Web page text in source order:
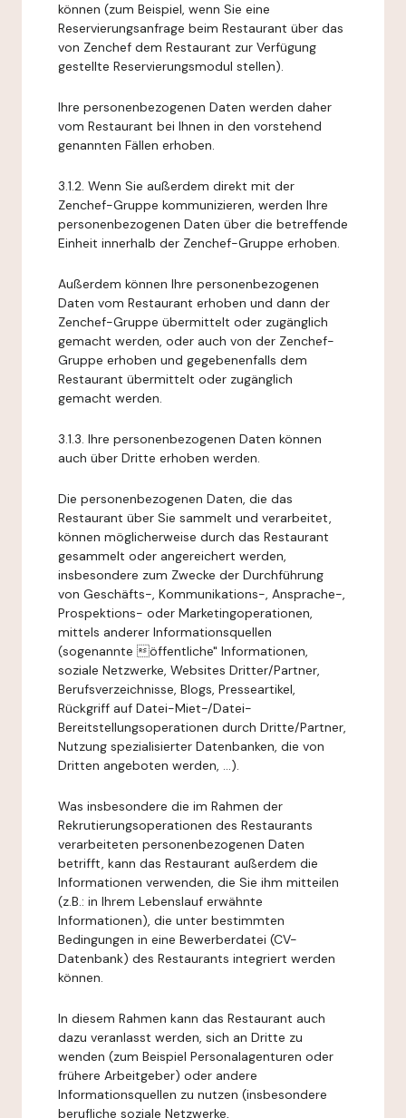
können (zum Beispiel, wenn Sie eine
Reservierungsanfrage beim Restaurant über das
von Zenchef dem Restaurant zur Verfügung
gestellte Reservierungsmodul stellen).
Ihre personenbezogenen Daten werden daher
vom Restaurant bei Ihnen in den vorstehend
genannten Fällen erhoben.
3.1.2. Wenn Sie außerdem direkt mit der
Zenchef-Gruppe kommunizieren, werden Ihre
personenbezogenen Daten über die betreffende
Einheit innerhalb der Zenchef-Gruppe erhoben.
Außerdem können Ihre personenbezogenen
Daten vom Restaurant erhoben und dann der
Zenchef-Gruppe übermittelt oder zugänglich
gemacht werden, oder auch von der Zenchef-
Gruppe erhoben und gegebenenfalls dem
Restaurant übermittelt oder zugänglich
gemacht werden.
3.1.3. Ihre personenbezogenen Daten können
auch über Dritte erhoben werden.
Die personenbezogenen Daten, die das
Restaurant über Sie sammelt und verarbeitet,
können möglicherweise durch das Restaurant
gesammelt oder angereichert werden,
insbesondere zum Zwecke der Durchführung
von Geschäfts-, Kommunikations-, Ansprache-,
Prospektions- oder Marketingoperationen,
mittels anderer Informationsquellen
(sogenannte öffentliche" Informationen,
soziale Netzwerke, Websites Dritter/Partner,
Berufsverzeichnisse, Blogs, Presseartikel,
Rückgriff auf Datei-Miet-/Datei-
Bereitstellungsoperationen durch Dritte/Partner,
Nutzung spezialisierter Datenbanken, die von
Dritten angeboten werden, ...).
Was insbesondere die im Rahmen der
Rekrutierungsoperationen des Restaurants
verarbeiteten personenbezogenen Daten
betrifft, kann das Restaurant außerdem die
Informationen verwenden, die Sie ihm mitteilen
(z.B.: in Ihrem Lebenslauf erwähnte
Informationen), die unter bestimmten
Bedingungen in eine Bewerberdatei (CV-
Datenbank) des Restaurants integriert werden
können.
In diesem Rahmen kann das Restaurant auch
dazu veranlasst werden, sich an Dritte zu
wenden (zum Beispiel Personalagenturen oder
frühere Arbeitgeber) oder andere
Informationsquellen zu nutzen (insbesondere
berufliche soziale Netzwerke,